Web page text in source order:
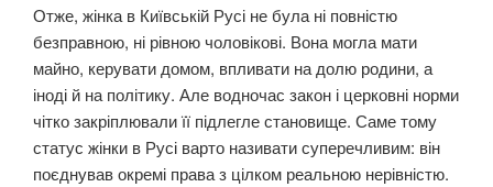
Отже, жінка в Київській Русі не була ні повністю
безправною, ні рівною чоловікові. Вона могла мати
майно, керувати домом, впливати на долю родини, а
іноді й на політику. Але водночас закон і церковні норми
чітко закріплювали її підлегле становище. Саме тому
статус жінки в Русі варто називати суперечливим: він
поєднував окремі права з цілком реальною нерівністю.